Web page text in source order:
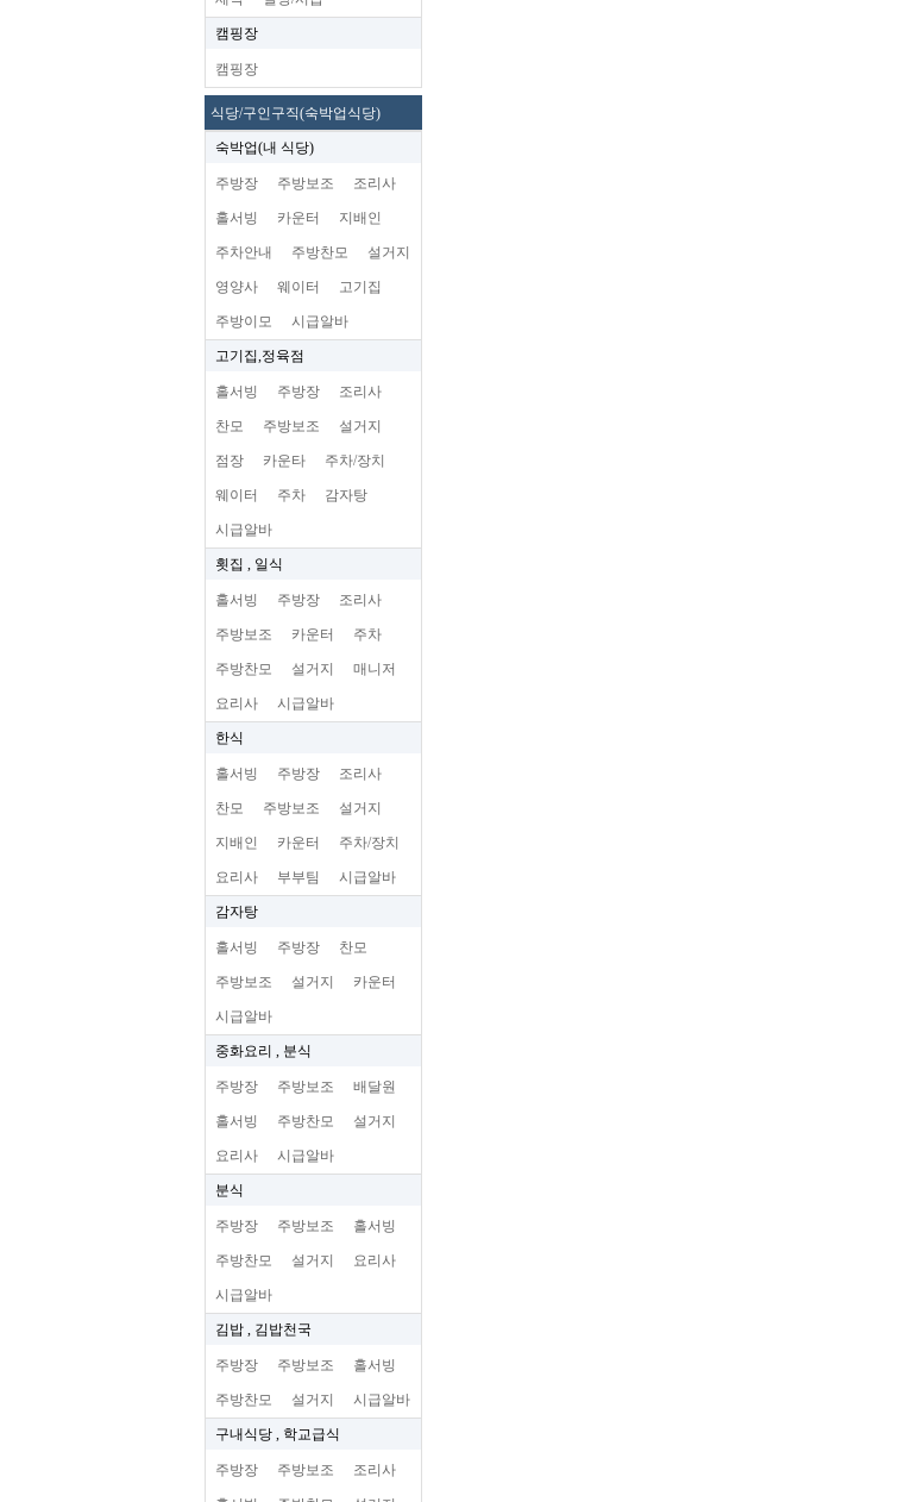
캠핑장
캠핑장
식당/구인구직(숙박업식당)
숙박업(내 식당)
주방장 주방보조 조리사
홀서빙 카운터 지배인
주차안내 주방찬모 설거지
영양사 웨이터 고기집
주방이모 시급알바
고기집,정육점
홀서빙 주방장 조리사
찬모 주방보조 설거지
점장 카운타 주차/장치
웨이터 주차 감자탕
시급알바
횟집 , 일식
홀서빙 주방장 조리사
주방보조 카운터 주차
주방찬모 설거지 매니저
요리사 시급알바
한식
홀서빙 주방장 조리사
찬모 주방보조 설거지
지배인 카운터 주차/장치
요리사 부부팀 시급알바
감자탕
홀서빙 주방장 찬모
주방보조 설거지 카운터
시급알바
중화요리 , 분식
주방장 주방보조 배달원
홀서빙 주방찬모 설거지
요리사 시급알바
분식
주방장 주방보조 홀서빙
주방찬모 설거지 요리사
시급알바
김밥 , 김밥천국
주방장 주방보조 홀서빙
주방찬모 설거지 시급알바
구내식당 , 학교급식
주방장 주방보조 조리사